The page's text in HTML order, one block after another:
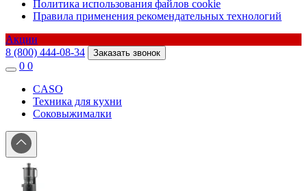
Политика использования файлов cookie
Правила применения рекомендательных технологий
Акции
8 (800) 444-08-34
Заказать звонок
0 0
CASO
Техника для кухни
Соковыжималки